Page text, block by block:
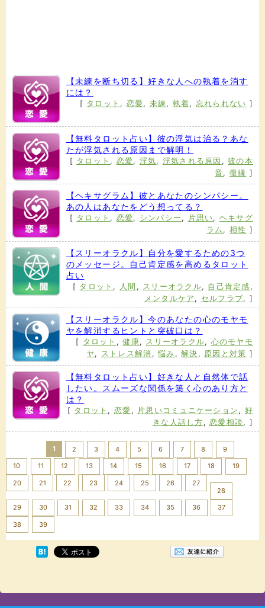
【未練を断ち切る】好きな人への執着を消す
には？
[ タロット , 恋愛, 未練 , 執着, 忘れられない ]
【無料タロット占い】彼の浮気は治る？あな
たが浮気される原因まで解明！
[ タロット , 恋愛, 浮気, 浮気される原因 ,彼の本
音, 復縁 ]
【ヘキサグラム】彼とあなたのシンパシー。
あの人はあなたをどう想ってる？
[ タロット , 恋愛, シンパシー , 片思い, ヘキサグ
ラム , 相性 ]
【スリーオラクル】自分を愛するための3つ
のメッセージ。自己肯定感を高めるタロット
占い
[ タロット , 人間 , スリーオラクル, 自己肯定感 ,
メンタルケア , セルフラブ, ]
【スリーオラクル】今のあなたの心のモヤモ
ヤを解消するヒントと突破口は？
[ タロット ,健康, スリーオラクル, 心のモヤモ
ヤ , ストレス解消 ,悩み ,解決 , 原因と対策 ]
【無料タロット占い】好きな人と自然体で話
したい。スムーズな関係を築く心のあり方と
は？
[ タロット ,恋愛 , 片思いコミュニケーション , 好
きな人話し方 ,恋愛相談 , ]
1 2 3 4 5 6 7 8 9
10 11 12 13 14 15 16 17 18 19
20 21 22 23 24 25 26
27
28
29 30 31 32 33 34 35 36 37
38 39